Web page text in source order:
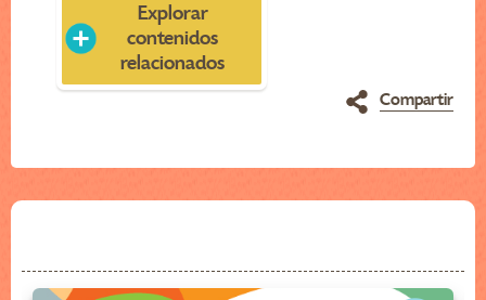
Explorar
contenidos
relacionados
Compartir